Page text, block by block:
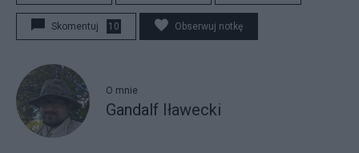
Skomentuj 10 Obserwuj notkę
O mnie
Gandalf Iławecki